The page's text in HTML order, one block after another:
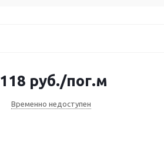
118 руб./пог.м
Временно недоступен